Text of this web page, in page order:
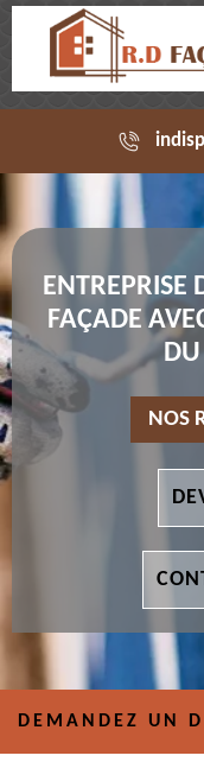
ENTREPRISE
FAÇADE
NOS
DEMANDEZ UN